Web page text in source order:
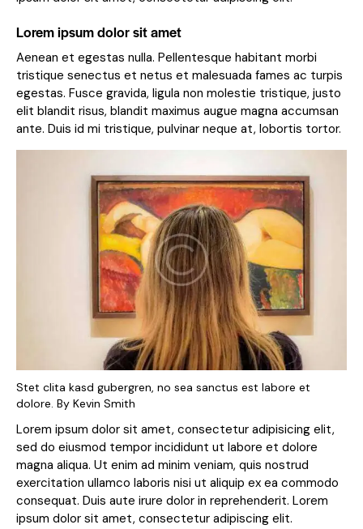
Lorem ipsum dolor sit amet
Aenean et egestas nulla. Pellentesque habitant morbi
tristique senectus et netus et malesuada fames ac turpis
egestas. Fusce gravida, ligula non molestie tristique, justo
elit blandit risus, blandit maximus augue magna accumsan
ante. Duis id mi tristique, pulvinar neque at, lobortis tortor.
Stet clita kasd gubergren, no sea sanctus est labore et
dolore. By Kevin Smith
Lorem ipsum dolor sit amet, consectetur adipisicing elit,
sed do eiusmod tempor incididunt ut labore et dolore
magna aliqua. Ut enim ad minim veniam, quis nostrud
exercitation ullamco laboris nisi ut aliquip ex ea commodo
consequat. Duis aute irure dolor in reprehenderit. Lorem
ipsum dolor sit amet, consectetur adipiscing elit.